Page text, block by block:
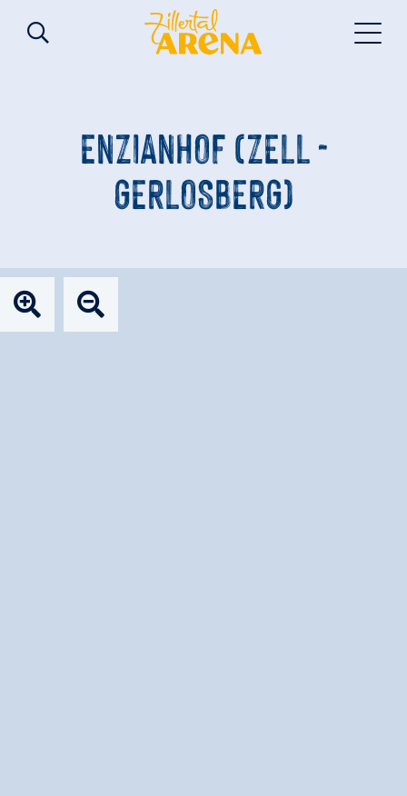
ENZIANHOF (ZELL -
GERLOSBERG)